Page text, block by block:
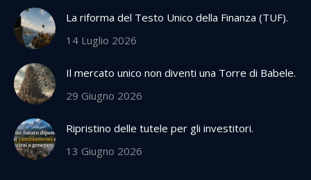
La riforma del Testo Unico della Finanza (TUF).
14 Luglio 2026
Il mercato unico non diventi una Torre di Babele.
29 Giugno 2026
Ripristino delle tutele per gli investitori.
13 Giugno 2026